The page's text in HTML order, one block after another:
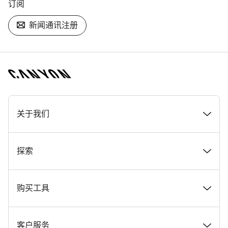
订阅
新闻通讯注册
[footer.linksList.title]
关于我们
奖项
在 Canyon 工作
Canyon 新闻发布室
探索
新闻和故事
提示和建议
购买工具
找到您梦寐以求的 Canyon 自行车
客户服务